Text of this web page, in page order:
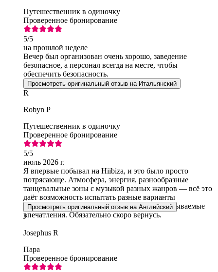
Путешественник в одиночку
Проверенное бронирование
5/5
на прошлой неделе
Вечер был организован очень хорошо, заведение
безопасное, а персонал всегда на месте, чтобы
обеспечить безопасность.
Просмотреть оригинальный отзыв на Итальянский
R
Robyn P
Путешественник в одиночку
Проверенное бронирование
5/5
июль 2026 г.
Я впервые побывал на Hiibiza, и это было просто
потрясающе. Атмосфера, энергия, разнообразные
танцевальные зоны с музыкой разных жанров — всё это
даёт возможность испытать разные варианты
развлечений в одном месте. Спасибо за незабываемые
впечатления. Обязательно скоро вернусь.
Просмотреть оригинальный отзыв на Английский
J
Josephus R
Пара
Проверенное бронирование